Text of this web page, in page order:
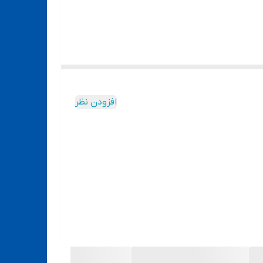
افزودن نظر